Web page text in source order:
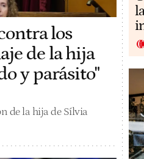
los
de la hija
y parásito"
de la hija de Sílvia